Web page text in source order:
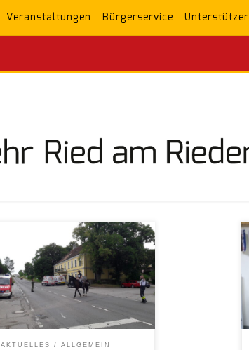
Veranstaltungen Bürgerservice Unterstützer
AKTUELLES ALLGEMEIN